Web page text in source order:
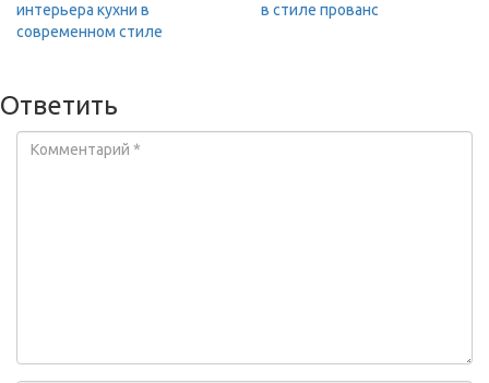
интерьера кухни в
современном стиле
в стиле прованс
Ответить